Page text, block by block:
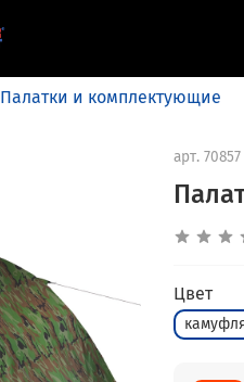
Палатки и комплектующие
арт. 70857
Цвет